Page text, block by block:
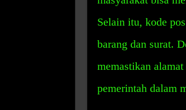
Selain itu, kode
barang dan surat.
memastikan
pemerintah dalam